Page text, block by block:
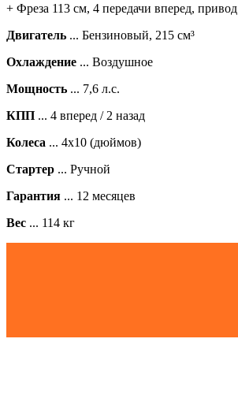
+ Фреза 113 см, 4 передачи вперед,
Двигатель ... Бензиновый, 215 см³
Охлаждение ... Воздушное
Мощность ... 7,6 л.с.
КПП ... 4 вперед / 2 назад
Колеса ... 4х10 (дюймов)
Стартер ... Ручной
Гарантия ... 12 месяцев
Вес ... 114 кг